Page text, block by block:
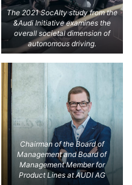
The 2021 SocAIty study from the
&Audi Initiative examines the
overall societal dimension of
autonomous driving.
Chairman of the Board of
Management and Board of
Management Member for
Product Lines at AUDI AG